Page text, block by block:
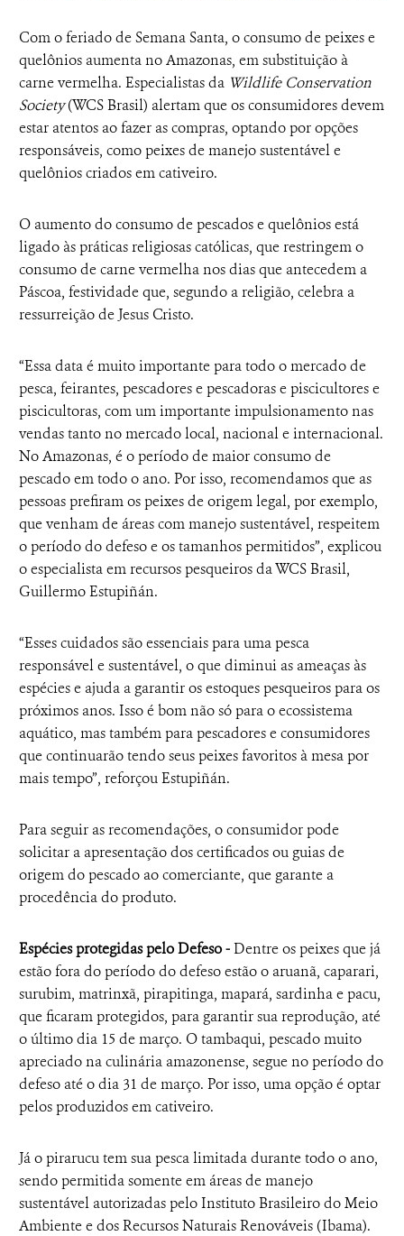
Com o feriado de Semana Santa, o consumo de peixes e
quelônios aumenta no Amazonas, em substituição à
carne vermelha. Especialistas da Wildlife Conservation
Society(WCS Brasil) alertam que os consumidores devem
estar atentos ao fazer as compras, optando por opções
responsáveis, como peixes de manejo sustentável e
quelônios criados em cativeiro.
O aumento do consumo de pescados e quelônios está
ligado às práticas religiosas católicas, que restringem o
consumo de carne vermelha nos dias que antecedem a
Páscoa, festividade que, segundo a religião, celebra a
ressurreição de Jesus Cristo.
“Essa data é muito importante para todo o mercado de
pesca, feirantes, pescadores e pescadoras e piscicultores e
piscicultoras, com um importante impulsionamento nas
vendas tanto no mercado local, nacional e internacional.
No Amazonas, é o período de maior consumo de
pescado em todo o ano. Por isso, recomendamos que as
pessoas prefiram os peixes de origem legal, por exemplo,
que venham de áreas com manejo sustentável, respeitem
o período do defeso e os tamanhos permitidos”, explicou
o especialista em recursos pesqueiros da WCS Brasil,
Guillermo Estupiñán.
“Esses cuidados são essenciais para uma pesca
responsável e sustentável, o que diminui as ameaças às
espécies e ajuda a garantir os estoques pesqueiros para os
próximos anos. Isso é bom não só para o ecossistema
aquático, mas também para pescadores e consumidores
que continuarão tendo seus peixes favoritos à mesa por
mais tempo”, reforçou Estupiñán.
Para seguir as recomendações, o consumidor pode
solicitar a apresentação dos certificados ou guias de
origem do pescado ao comerciante, que garante a
procedência do produto.
Espécies protegidas pelo Defeso -Dentre os peixes que já
estão fora do período do defeso estão o aruanã, caparari,
surubim, matrinxã, pirapitinga, mapará, sardinha e pacu,
que ficaram protegidos, para garantir sua reprodução, até
o último dia 15 de março. O tambaqui, pescado muito
apreciado na culinária amazonense, segue no período do
defeso até o dia 31 de março. Por isso, uma opção é optar
pelos produzidos em cativeiro.
Já o pirarucu tem sua pesca limitada durante todo o ano,
sendo permitida somente em áreas de manejo
sustentável autorizadas pelo Instituto Brasileiro do Meio
Ambiente e dos Recursos Naturais Renováveis (Ibama).